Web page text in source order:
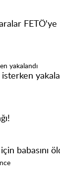
FETÖ'ye
babasını